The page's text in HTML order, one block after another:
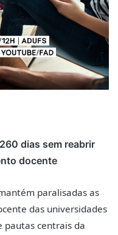
dias sem reabrir
docente
paralisadas as
das universidades
pautas centrais da